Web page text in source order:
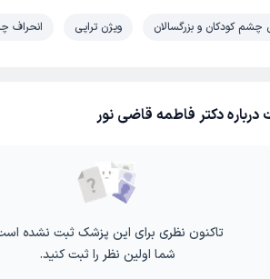
چشم کودکان و بزرگسالان ویژن تراپی انحراف
درباره دکتر فاطمه قاضی نور
تاکنون نظری برای این پزشک ثبت نشده
شما اولین نظر را ثبت کنید.